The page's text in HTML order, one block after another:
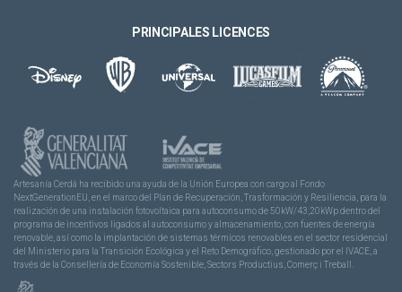
PRINCIPALES LICENCES
Artesanía Cerdá ha recibido una ayuda de la Unión Europea con cargo al Fondo
NextGenerationEU, en el marco del Plan de Recuperación, Trasformación y Resiliencia, para la
realización de una instalación fotovoltaica para autoconsumo de 50kW/43,20kWp dentro del
programa de incentivos ligados al autoconsumo y almacenamiento, con fuentes de energía
renovable, así como la implantación de sistemas térmicos renovables en el sector residencial
del Ministerio para la Transición Ecológica y el Reto Demográfico, gestionado por el IVACE, a
través de la Consellería de Economía Sostenible, Sectors Productius, Comerç i Treball.